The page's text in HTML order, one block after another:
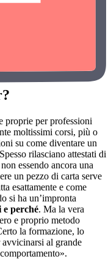
proprie per professioni
moltissimi corsi, più o
su come diventare un
rilasciano attestati di
essendo ancora una
un pezzo di carta serve
esattamente e come
si ha un’impronta
e perché. Ma la vera
e proprio metodo
la formazione, lo
al grande